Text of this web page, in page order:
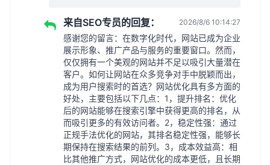
来自SEO专员的回复： 2026/8/6 10:14:27
感谢您的留言：在数字化时代，网站已成为企业
展示形象、推广产品与服务的重要窗口。然而，
仅仅拥有一个美观的网站并不足以吸引大量潜在
客户。如何让网站在众多竞争对手中脱颖而出，
成为用户搜索时的首选？网站优化具有多方面的
好处，主要包括以下几点：1，提升排名：优化
后的网站能够在搜索引擎中获得更高的排名，从
而吸引更多的有效访问者。2，稳定性强：通过
正规手法优化的网站，其排名稳定性强，能够长
期保持在搜索结果的前列。3，成本效益高：相
比其他推广方式，网站优化的成本更低，且长期